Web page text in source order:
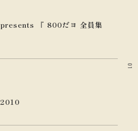
01
『 800だヨ 全員集